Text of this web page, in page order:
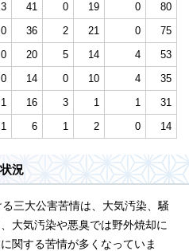
3 41 0 19 0
80
0 36 2 21 0
75
0 20 5 14 4
53
0 14 0 10 4
35
1 16 3 1 1
31
1 6 1 2 0 14
況
三大公害苦情は、大気汚染、騒
大気汚染や悪臭では野外焼却に
関する苦情が多くなっていま